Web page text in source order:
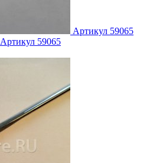
Артикул 59065
Артикул 59065